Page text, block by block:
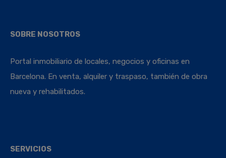
SOBRE NOSOTROS
Portal inmobiliario de locales, negocios y oficinas en
Barcelona. En venta, alquiler y traspaso, también de obra
nueva y rehabilitados.
SERVICIOS